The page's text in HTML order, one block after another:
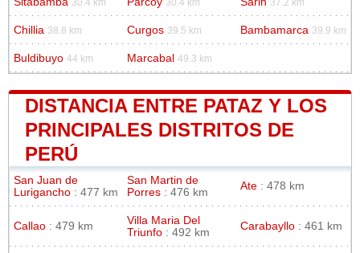
30.4 km 30.4 km 37.2 km
Chillia 38.8 km Curgos 39.5 km Bambamarca 39.9 km
Buldibuyo 44 km Marcabal 49.3 km
DISTANCIA ENTRE PATAZ Y LOS
PRINCIPALES DISTRITOS DE
PERÚ
San Juan de
Lurigancho : 477 km
San Martin de
Porres : 476 km
Ate : 478 km
Callao : 479 km
Villa Maria Del
Triunfo : 492 km
Carabayllo : 461 km